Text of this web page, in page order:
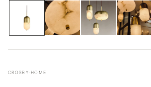
CROSBY-HOME